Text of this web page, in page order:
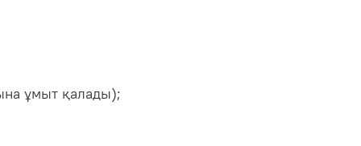
ұмыт қалады);